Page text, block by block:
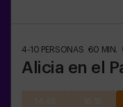
4-10 PERSONAS 60 MIN.
Alicia en el